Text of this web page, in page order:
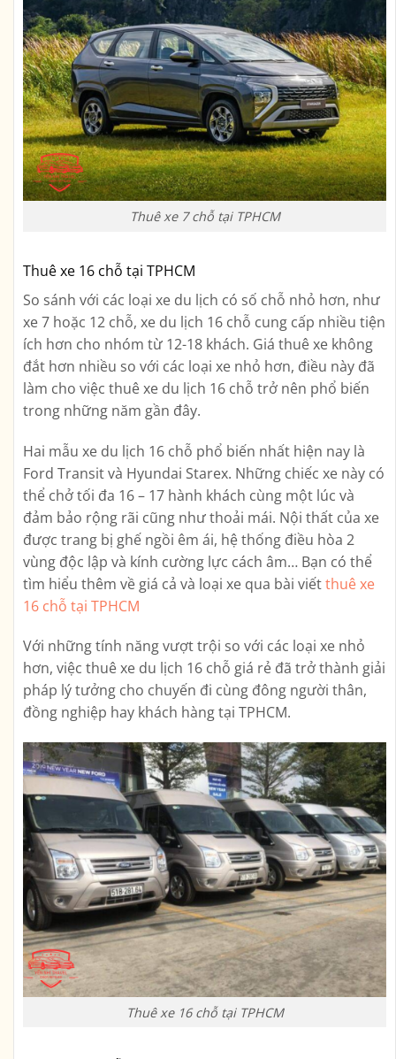
Thuê xe 7 chỗ tại TPHCM
Thuê xe 16 chỗ tại TPHCM
So sánh với các loại xe du lịch có số chỗ nhỏ hơn, như
xe 7 hoặc 12 chỗ, xe du lịch 16 chỗ cung cấp nhiều tiện
ích hơn cho nhóm từ 12-18 khách. Giá thuê xe không
đắt hơn nhiều so với các loại xe nhỏ hơn, điều này đã
làm cho việc thuê xe du lịch 16 chỗ trở nên phổ biến
trong những năm gần đây.
Hai mẫu xe du lịch 16 chỗ phổ biến nhất hiện nay là
Ford Transit và Hyundai Starex. Những chiếc xe này có
thể chở tối đa 16 – 17 hành khách cùng một lúc và
đảm bảo rộng rãi cũng như thoải mái. Nội thất của xe
được trang bị ghế ngồi êm ái, hệ thống điều hòa 2
vùng độc lập và kính cường lực cách âm… Bạn có thể
tìm hiểu thêm về giá cả và loại xe qua bài viếtthuê xe
16 chỗ tại TPHCM
Với những tính năng vượt trội so với các loại xe nhỏ
hơn, việc thuê xe du lịch 16 chỗ giá rẻ đã trở thành giải
pháp lý tưởng cho chuyến đi cùng đông người thân,
đồng nghiệp hay khách hàng tại TPHCM.
Thuê xe 16 chỗ tại TPHCM